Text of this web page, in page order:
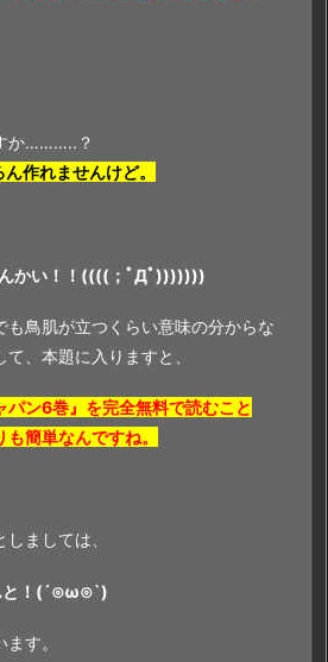
か………..？
作れませんけど。
かい！！((((；ﾟДﾟ)))))))
も鳥肌が立つくらい意味の分からな
、本題に入りますと、
パン6巻』を完全無料で読むこと
簡単なんですね。
ましては、
と！(´⊙ω⊙`)
す。